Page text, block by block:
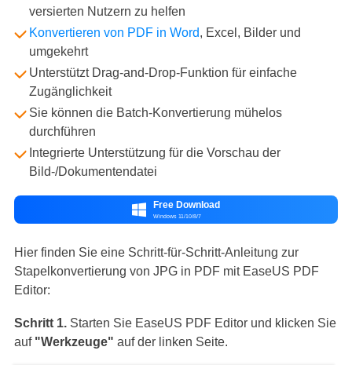
versierten Nutzern zu helfen
Konvertieren von PDF in Word, Excel, Bilder und
umgekehrt
Unterstützt Drag-and-Drop-Funktion für einfache
Zugänglichkeit
Sie können die Batch-Konvertierung mühelos
durchführen
Integrierte Unterstützung für die Vorschau der
Bild-/Dokumentendatei
 Free Download
Windows 11/10/8/7
Hier finden Sie eine Schritt-für-Schritt-Anleitung zur
Stapelkonvertierung von JPG in PDF mit EaseUS PDF
Editor:
Schritt 1. Starten Sie EaseUS PDF Editor und klicken Sie
auf "Werkzeuge" auf der linken Seite.